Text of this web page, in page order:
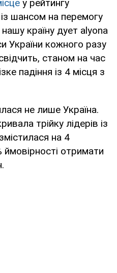
у рейтингу
шансом на перемогу
країну дует alyona
України кожного разу
станом на час
падіння із 4 місця з
не лише Україна.
трійку лідерів із
на 4
ймовірності отримати